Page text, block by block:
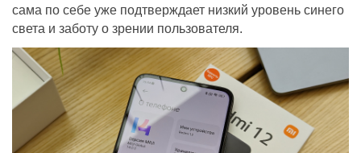
сама по себе уже подтверждает низкий уровень синего
света и заботу о зрении пользователя.